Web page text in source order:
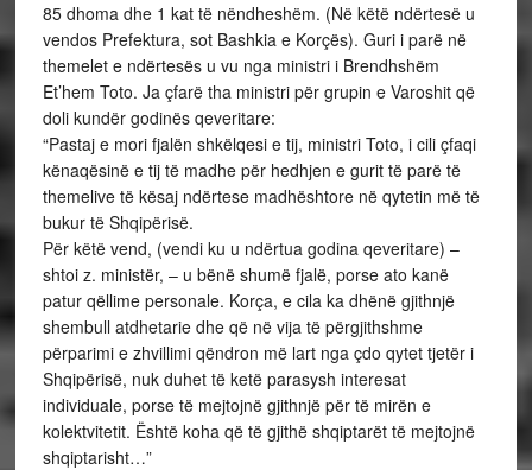
85 dhoma dhe 1 kat të nëndheshëm. (Në këtë ndërtesë u
vendos Prefektura, sot Bashkia e Korçës). Guri i parë në
themelet e ndërtesës u vu nga ministri i Brendhshëm
Et’hem Toto. Ja çfarë tha ministri për grupin e Varoshit që
doli kundër godinës qeveritare:
“Pastaj e mori fjalën shkëlqesi e tij, ministri Toto, i cili çfaqi
kënaqësinë e tij të madhe për hedhjen e gurit të parë të
themelive të kësaj ndërtese madhështore në qytetin më të
bukur të Shqipërisë.
Për këtë vend, (vendi ku u ndërtua godina qeveritare) –
shtoi z. ministër, – u bënë shumë fjalë, porse ato kanë
patur qëllime personale. Korça, e cila ka dhënë gjithnjë
shembull atdhetarie dhe që në vija të përgjithshme
përparimi e zhvillimi qëndron më lart nga çdo qytet tjetër i
Shqipërisë, nuk duhet të ketë parasysh interesat
individuale, porse të mejtojnë gjithnjë për të mirën e
kolektvitetit. Është koha që të gjithë shqiptarët të mejtojnë
shqiptarisht…”